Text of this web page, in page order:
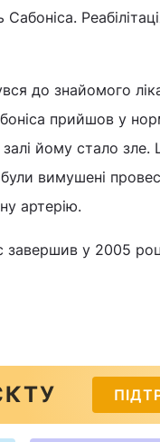
до знайомого
прийшов у
залі йому стало
вимушені
артерію.
завершив у 2005